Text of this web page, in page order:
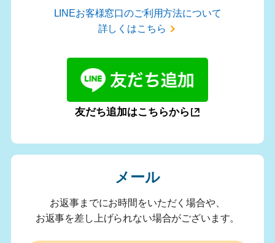
LINEお客様窓口のご利用方法について
詳しくはこちら
友だち追加はこちらから
メール
お返事までにお時間をいただく場合や、
お返事を差し上げられない場合がございます。